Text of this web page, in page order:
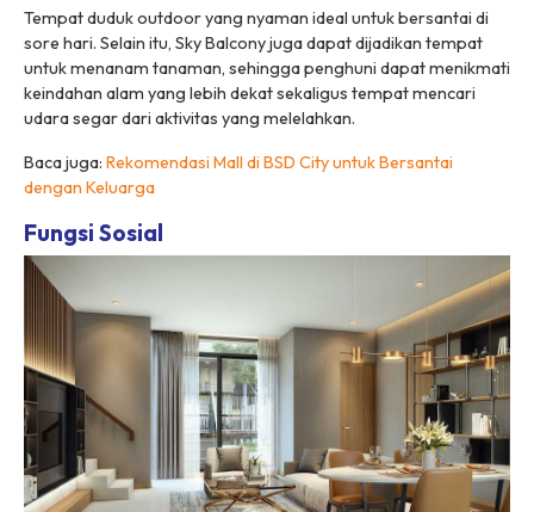
Tempat dudukoutdooryang nyaman ideal untuk bersantai di
sore hari. Selain itu, Sky Balconyjuga dapat dijadikan tempat
untuk menanam tanaman, sehingga penghuni dapat menikmati
keindahan alam yang lebih dekat sekaligus tempat mencari
udara segar dari aktivitas yang melelahkan.
Baca juga: Rekomendasi Mall di BSD City untuk Bersantai
dengan Keluarga
Fungsi Sosial